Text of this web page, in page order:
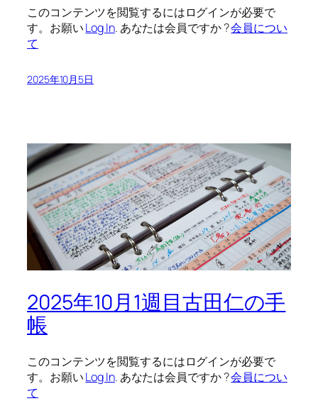
このコンテンツを閲覧するにはログインが必要で
す。お願いLog In. あなたは会員ですか ?会員につい
て
2025年10月5日
2025年10月1週目古田仁の手
帳
このコンテンツを閲覧するにはログインが必要で
す。お願いLog In. あなたは会員ですか ?会員につい
て